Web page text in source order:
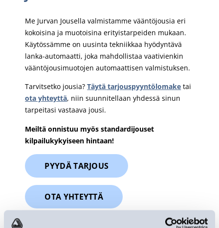
Me Jurvan Jousella valmistamme vääntöjousia eri
kokoisina ja muotoisina erityistarpeiden mukaan.
Käytössämme on uusinta tekniikkaa hyödyntävä
lanka-automaatti, joka mahdollistaa vaativienkin
vääntöjousimuotojen automaattisen valmistuksen.
Tarvitsetko jousia?Täytä tarjouspyyntölomake tai
ota yhteyttä, niin suunnitellaan yhdessä sinun
tarpeitasi vastaava jousi.
Meiltä onnistuu myös standardijouset
kilpailukykyiseen hintaan!
PYYDÄ TARJOUS
OTA YHTEYTTÄ